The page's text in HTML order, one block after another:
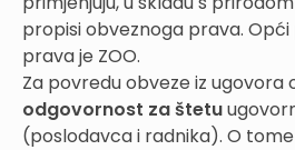
propisi obveznoga prava.
prava je ZOO.
Za povredu obveze iz ugovora
odgovornost za štetu
(poslodavca i radnika). O tome